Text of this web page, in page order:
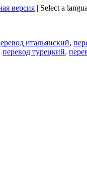
версия | Select a
итальянский,
перевод турецкий,